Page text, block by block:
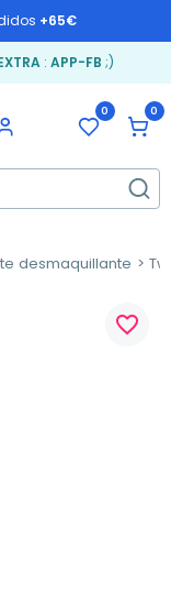
+65€
: APP-FB ;)
0 0
desmaquillante
favorite_border